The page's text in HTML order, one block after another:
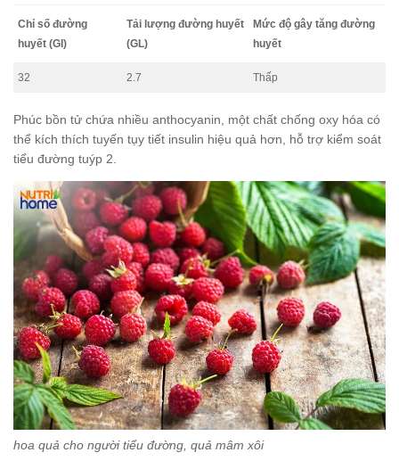
Chỉ số đường
huyết (GI)
Tải lượng đường huyết
(GL)
Mức độ gây tăng đường
huyết
32 2.7 Thấp
Phúc bồn tử chứa nhiều anthocyanin, một chất chống oxy hóa có
thể kích thích tuyến tụy tiết insulin hiệu quả hơn, hỗ trợ kiểm soát
tiểu đường tuýp 2.
hoa quả cho người tiểu đường, quả mâm xôi